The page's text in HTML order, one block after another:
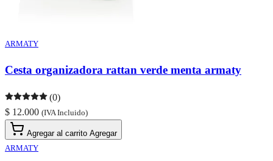
ARMATY
Cesta organizadora rattan verde menta armaty
(0)
$ 12.000 (IVA Incluido)
Agregar al carrito Agregar
ARMATY